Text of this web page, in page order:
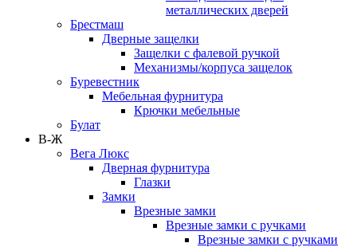
металлических дверей
Брестмаш
Дверные защелки
Защелки с фалевой ручкой
Механизмы/корпуса защелок
Буревестник
Мебельная фурнитура
Крючки мебельные
Булат
В-Ж
Вега Люкс
Дверная фурнитура
Глазки
Замки
Врезные замки
Врезные замки с ручками
Врезные замки с ручками